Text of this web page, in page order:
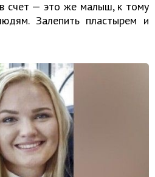
счет — это же малыш, к тому
Залепить пластырем и